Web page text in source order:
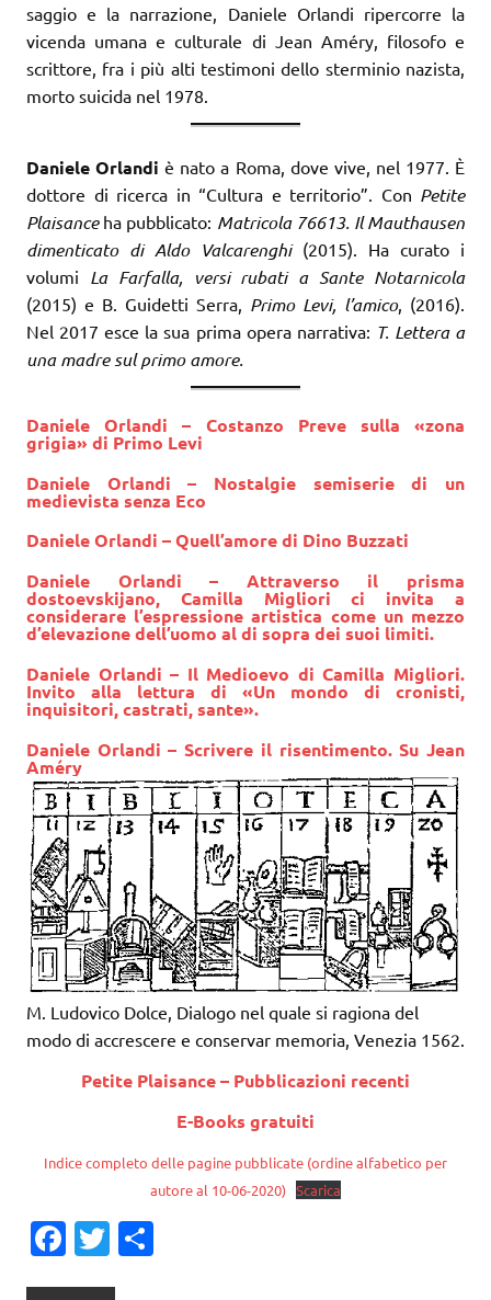
saggio e la narrazione, Daniele Orlandi ripercorre la
vicenda umana e culturale di Jean Améry, filosofo e
scrittore, fra i più alti testimoni dello sterminio nazi­sta,
morto suicida nel 1978.
Daniele Orlandiè nato a Roma, dove vive, nel 1977. È
dottore di ricerca in “Cultura e territorio”. Con Petite
Plaisance ha pubblicato: Matricola 76613. Il Mauthausen
dimenticato di Aldo Valcarenghi (2015). Ha curato i
volumi La Farfalla, versi rubati a Sante Notarnicola
(2015) e B. Guidetti Serra, Primo Levi, l’amico, (2016).
Nel 2017 esce la sua prima opera narrativa: T. Lettera a
una madre sul primo amore.
Daniele Orlandi – Costanzo Preve sulla «zona
grigia» di Primo Levi
Daniele Orlandi – Nostalgie semiserie di un
medievista senza Eco
Daniele Orlandi – Quell’amore di Dino Buzzati
Daniele Orlandi – Attraverso il prisma
dostoevskijano, Camilla Migliori ci invita a
considerare l’espressione artistica come un mezzo
d’elevazione dell’uomo al di sopra dei suoi limiti.
Daniele Orlandi – Il Medioevo di Camilla Migliori.
Invito alla lettura di «Un mondo di cronisti,
inquisitori, castrati, sante».
Daniele Orlandi – Scrivere il risentimento. Su Jean
Améry
M. Ludovico Dolce, Dialogo nel quale si ragiona del
modo di accrescere e conservar memoria, Venezia 1562.
Petite Plaisance – Pubblicazioni recenti
E-Books gratuiti
Indice completo delle pagine pubblicate (ordine alfabetico per
autore al 10-06-2020) Scarica
Fa T